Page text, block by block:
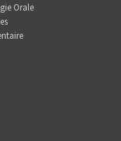
Orale